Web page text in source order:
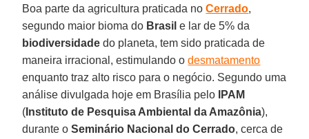
Boa parte da agricultura praticada noCerrado,
segundo maior bioma do Brasil e lar de 5% da
biodiversidade do planeta, tem sido praticada de
maneira irracional, estimulando odesmatamento
enquanto traz alto risco para o negócio. Segundo uma
análise divulgada hoje em Brasília pelo
IPAM
( Instituto de Pesquisa Ambiental da Amazônia),
durante oSeminário Nacional do Cerrado, cerca de